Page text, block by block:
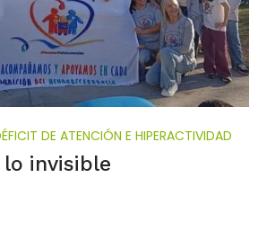
DE ATENCIÓN E HIPERACTIVIDAD
lo invisible